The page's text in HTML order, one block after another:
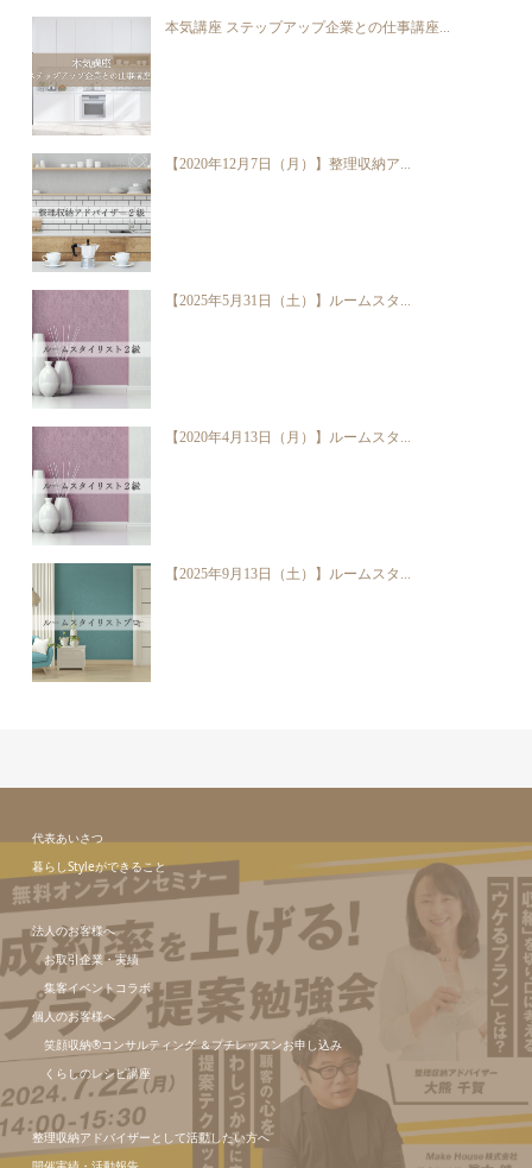
本気講座 ステップアップ企業との仕事講座...
【2020年12月7日（月）】整理収納ア...
【2025年5月31日（土）】ルームスタ...
【2020年4月13日（月）】ルームスタ...
【2025年9月13日（土）】ルームスタ...
代表あいさつ
暮らしStyleができること
法人のお客様へ
お取引企業・実績
集客イベントコラボ
個人のお客様へ
笑顔収納®コンサルティング ＆プチレッスンお申し込み
くらしのレシピ講座
整理収納アドバイザーとして活動したい方へ